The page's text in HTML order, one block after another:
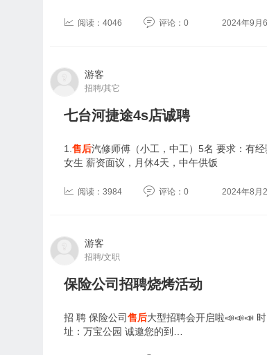
阅读：4046 评论：0 2024年9月
游客
招聘/其它
七台河捷途4s店诚聘
1. 售后汽修师傅（小工，中工）5名 要求：有
女生 薪资面议，月休4天，中午供饭
阅读：3984 评论：0 2024年8月
游客
招聘/文职
保险公司招聘烧烤活动
招 聘 保险公司售后大型招聘会开启啦📣📣📣
址：万宝公园 诚邀您的到…